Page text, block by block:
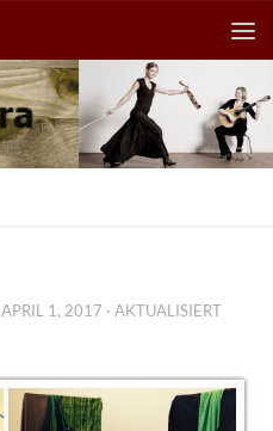
APRIL 1, 2017 · AKTUALISIERT